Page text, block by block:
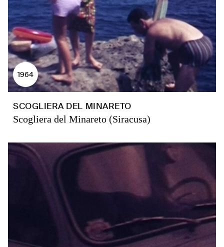
1964
SCOGLIERA DEL MINARETO
Scogliera del Minareto (Siracusa)